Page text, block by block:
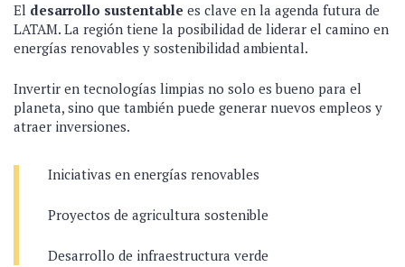
El desarrollo sustentable es clave en la agenda futura de
LATAM. La región tiene la posibilidad de liderar el camino en
energías renovables y sostenibilidad ambiental.
Invertir en tecnologías limpias no solo es bueno para el
planeta, sino que también puede generar nuevos empleos y
atraer inversiones.
Iniciativas en energías renovables
Proyectos de agricultura sostenible
Desarrollo de infraestructura verde